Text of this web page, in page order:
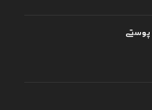
پوستی